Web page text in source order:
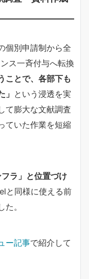
個別申請制から全
ス一斉付与へ転換
ことで、各部下も
​という浸透を実
て膨大な文献調査
ていた作業を短縮
ラ」と位置づけ
と同様に使える前
。
ー記事で紹介して